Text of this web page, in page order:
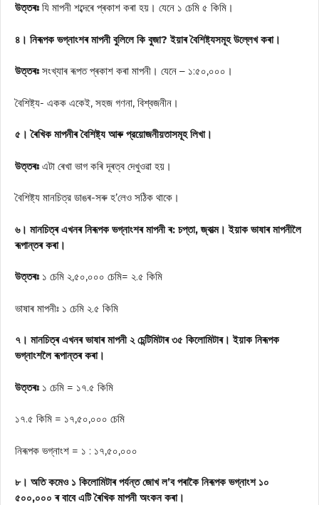
উত্তৰঃ যি মাপনী শব্দেৰে প্ৰকাশ কৰা হয়। যেনে ১ চেমি ৫ কিমি।
৪। নিৰূপক ভগ্নাংশৰ মাপনী বুলিলে কি বুজা? ইয়াৰ বৈশিষ্ট্যসমূহ উল্লেখ কৰা।
উত্তৰঃ সংখ্যাৰ ৰূপত প্ৰকাশ কৰা মাপনী। যেনে – ১:৫০,০০০।
বৈশিষ্ট্য- একক একেই, সহজ গণনা, বিশ্বজনীন।
৫। ৰৈখিক মাপনীৰ বৈশিষ্ট্য আৰু প্রয়োজনীয়তাসমূহ লিখা।
উত্তৰঃ এটা ৰেখা ভাগ কৰি দূৰত্ব দেখুওৱা হয়।
বৈশিষ্ট্য মানচিত্র ডাঙৰ-সৰু হ’লেও সঠিক থাকে।
৬। মানচিত্ৰ এখনৰ নিৰূপক ভগ্নাংশৰ মাপনী ৰ: চপ্তা, জ্বাত্ম। ইয়াক ভাষাৰ মাপনীলৈ
ৰূপান্তৰ কৰা।
উত্তৰঃ ১ চেমি ২,৫০,০০০ চেমি= ২.৫ কিমি
ভাষাৰ মাপনীঃ ১ চেমি ২.৫ কিমি
৭। মানচিত্ৰ এখনৰ ভাষাৰ মাপনী ২ চেন্টিমিটাৰ ৩৫ কিলোমিটাৰ। ইয়াক নিৰূপক
ভগ্নাংশলৈ ৰূপান্তৰ কৰা।
উত্তৰঃ ১ চেমি = ১৭.৫ কিমি
১৭.৫ কিমি = ১৭,৫০,০০০ চেমি
নিৰূপক ভগ্নাংশ = ১ : ১৭,৫০,০০০
৮। অতি কমেও ১ কিলোমিটাৰ পৰ্যন্ত জোখ ল’ব পৰাকৈ নিৰূপক ভগ্নাংশ ১০
৫০০,০০০ ৰ বাবে এটি ৰৈখিক মাপনী অংকন কৰা।